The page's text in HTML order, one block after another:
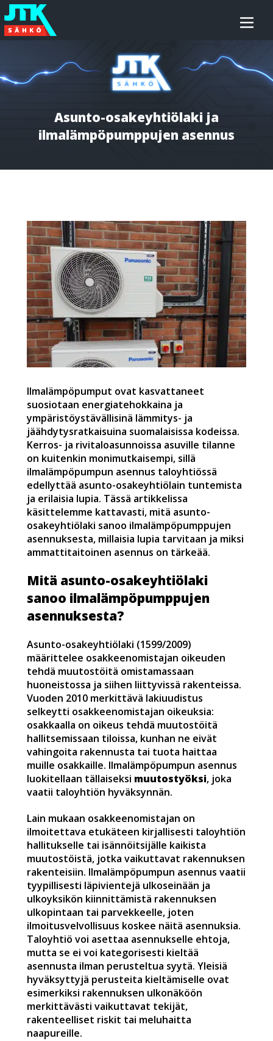
Siirry
sisältöön
JTK-
Sähkö
Oy
Asunto-osakeyhtiölaki ja
ilmalämpöpumppujen asennus
Ilmalämpöpumput ovat kasvattaneet
suosiotaan energiatehokkaina ja
ympäristöystävällisinä lämmitys- ja
jäähdytysratkaisuina suomalaisissa kodeissa.
Kerros- ja rivitaloasunnoissa asuville tilanne
on kuitenkin monimutkaisempi, sillä
ilmalämpöpumpun asennus taloyhtiössä
edellyttää asunto-osakeyhtiölain tuntemista
ja erilaisia lupia. Tässä artikkelissa
käsittelemme kattavasti, mitä asunto-
osakeyhtiölaki sanoo ilmalämpöpumppujen
asennuksesta, millaisia lupia tarvitaan ja miksi
ammattitaitoinen asennus on tärkeää.
Mitä asunto-osakeyhtiölaki
sanoo ilmalämpöpumppujen
asennuksesta?
Asunto-osakeyhtiölaki (1599/2009)
määrittelee osakkeenomistajan oikeuden
tehdä muutostöitä omistamassaan
huoneistossa ja siihen liittyvissä rakenteissa.
Vuoden 2010 merkittävä lakiuudistus
selkeytti osakkeenomistajan oikeuksia:
osakkaalla on oikeus tehdä muutostöitä
hallitsemissaan tiloissa, kunhan ne eivät
vahingoita rakennusta tai tuota haittaa
muille osakkaille. Ilmalämpöpumpun asennus
luokitellaan tällaiseksi muutostyöksi, joka
vaatii taloyhtiön hyväksynnän.
Lain mukaan osakkeenomistajan on
ilmoitettava etukäteen kirjallisesti taloyhtiön
hallitukselle tai isännöitsijälle kaikista
muutostöistä, jotka vaikuttavat rakennuksen
rakenteisiin. Ilmalämpöpumpun asennus vaatii
tyypillisesti läpivientejä ulkoseinään ja
ulkoyksikön kiinnittämistä rakennuksen
ulkopintaan tai parvekkeelle, joten
ilmoitusvelvollisuus koskee näitä asennuksia.
Taloyhtiö voi asettaa asennukselle ehtoja,
mutta se ei voi kategorisesti kieltää
asennusta ilman perusteltua syytä. Yleisiä
hyväksyttyjä perusteita kieltämiselle ovat
esimerkiksi rakennuksen ulkonäköön
merkittävästi vaikuttavat tekijät,
rakenteelliset riskit tai meluhaitta
naapureille.